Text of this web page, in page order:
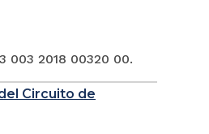
003 2018 00320 00.
Circuito de